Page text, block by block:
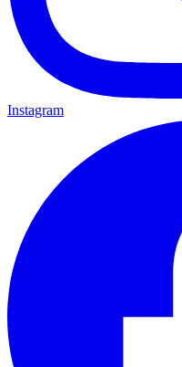
Instagram